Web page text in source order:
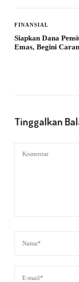
FINANSIAL
Siapkan Dana
Emas, Begini
Tinggalkan